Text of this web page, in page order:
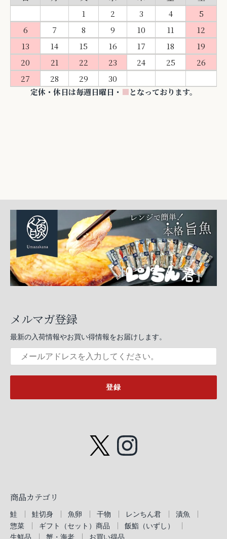
1
2 3 4
5
6
7 8 9 10 11
12
13
14 15 16 17 18
19
20
21 22 23 24 25
26
27
28 29
30
定休・休日は毎週日曜日・ ■となっております。
メルマガ登録
最新の入荷情報やお買い得情報をお届けします。
登録
商品カテゴリ
鮭 鮭切身 魚卵 干物 レンちん君
漬魚
惣菜
ギフト（セット）商品
飯鮨（いずし）
生鮮品
蟹・海老 お買い得品